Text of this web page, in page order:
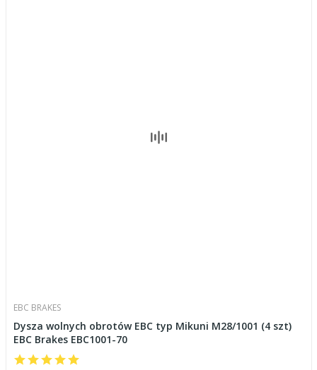
EBC BRAKES
Dysza wolnych obrotów EBC typ Mikuni M28/1001 (4 szt)
EBC Brakes EBC1001-70